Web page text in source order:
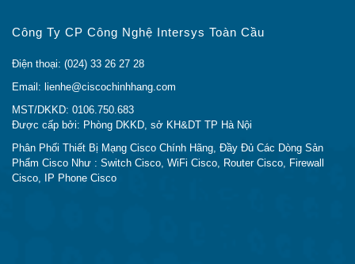
Công Ty CP Công Nghệ Intersys Toàn Cầu
Điện thoại: (024) 33 26 27 28
Email: lienhe@ciscochinhhang.com
MST/DKKD: 0106.750.683
Được cấp bởi: Phòng DKKD, sở KH&DT TP Hà Nội
Phân Phối Thiết Bị Mạng Cisco Chính Hãng, Đầy Đủ Các Dòng Sản
Phẩm Cisco Như : Switch Cisco, WiFi Cisco, Router Cisco, Firewall
Cisco, IP Phone Cisco